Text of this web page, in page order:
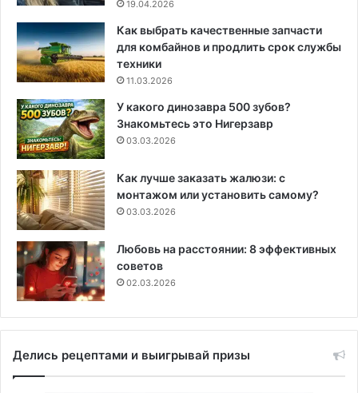
19.04.2026
Как выбрать качественные запчасти
для комбайнов и продлить срок службы
техники
11.03.2026
У какого динозавра 500 зубов?
Знакомьтесь это Нигерзавр
03.03.2026
Как лучше заказать жалюзи: с
монтажом или установить самому?
03.03.2026
Любовь на расстоянии: 8 эффективных
советов
02.03.2026
Делись рецептами и выигрывай призы